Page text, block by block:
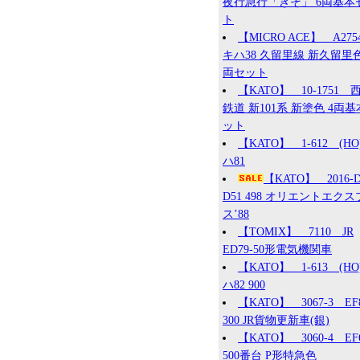
ト
【MICRO ACE】
キハ38 久留里線 新久留里
両セット
【KATO】 10-1751
鉄道 新101系 新塗色 4両基
ット
【KATO】 1-612
ハ81
【KATO】
D51 498 オリエントエクス
ス’88
【TOMIX】 7110 JR
ED79-50形電気機関車
【KATO】 1-613
ハ82 900
【KATO】 3067-3
300 JR貨物更新車(銀)
【KATO】 3060-4
500番台 P形特急色